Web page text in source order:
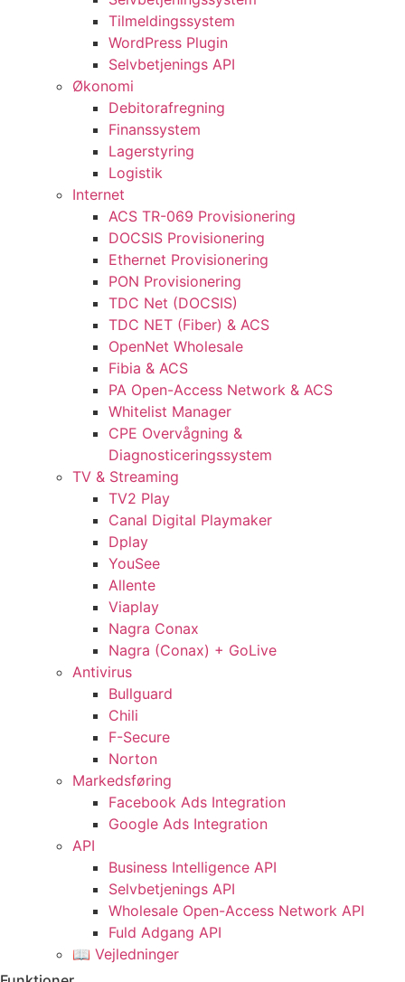
Tilmeldingssystem
WordPress Plugin
Selvbetjenings API
Økonomi
Debitorafregning
Finanssystem
Lagerstyring
Logistik
Internet
ACS TR-069 Provisionering
DOCSIS Provisionering
Ethernet Provisionering
PON Provisionering
TDC Net (DOCSIS)
TDC NET (Fiber) & ACS
OpenNet Wholesale
Fibia & ACS
PA Open-Access Network & ACS
Whitelist Manager
CPE Overvågning &
Diagnosticeringssystem
TV & Streaming
TV2 Play
Canal Digital Playmaker
Dplay
YouSee
Allente
Viaplay
Nagra Conax
Nagra (Conax) + GoLive
Antivirus
Bullguard
Chili
F-Secure
Norton
Markedsføring
Facebook Ads Integration
Google Ads Integration
API
Business Intelligence API
Selvbetjenings API
Wholesale Open-Access Network API
Fuld Adgang API
📖 Vejledninger